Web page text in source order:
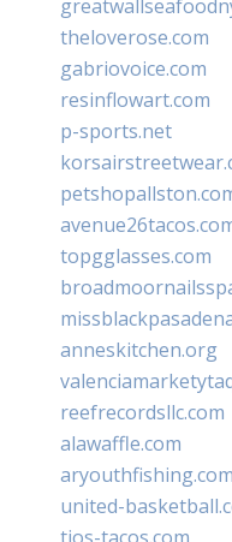
theloverose.com
gabriovoice.com
resinflowart.com
p-sports.net
topgglasses.com
anneskitchen.org
reefrecordsllc.com
alawaffle.com
aryouthfishing.com
united-